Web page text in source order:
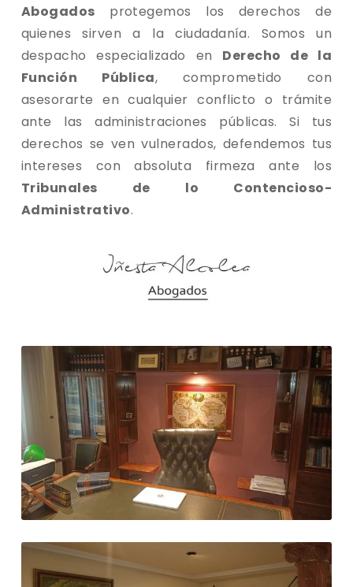
Abogados protegemos los derechos de
quienes sirven a la ciudadanía. Somos un
despacho especializado en Derecho de la
Función Pública, comprometido con
asesorarte en cualquier conflicto o trámite
ante las administraciones públicas. Si tus
derechos se ven vulnerados, defendemos tus
intereses con absoluta firmeza ante los
Tribunales de lo Contencioso-
Administrativo.